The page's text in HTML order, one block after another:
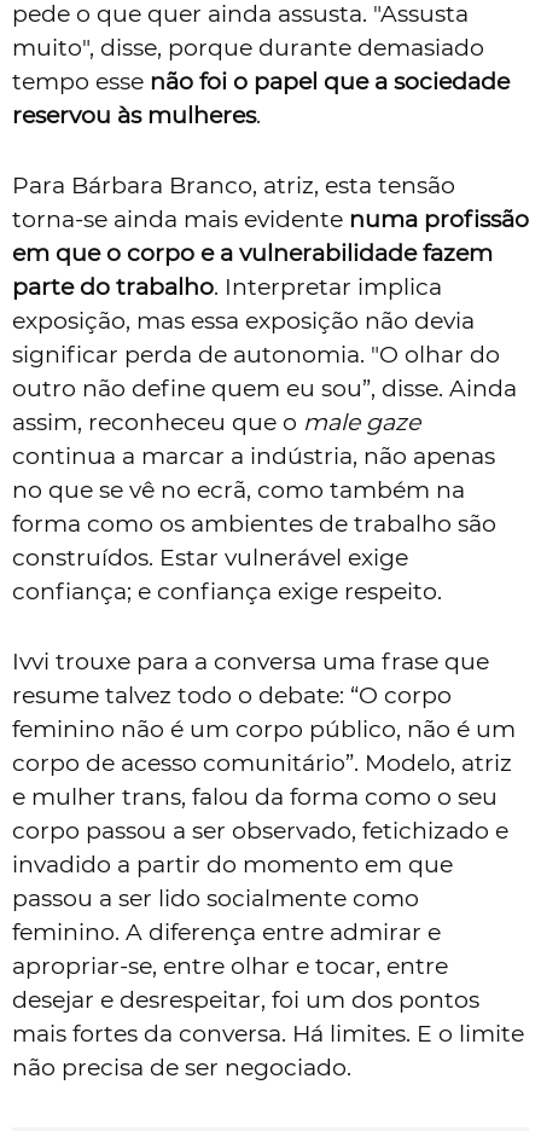
pede o que quer ainda assusta. "Assusta
muito", disse, porque durante demasiado
tempo esse não foi o papel que a sociedade
reservou às mulheres.
Para Bárbara Branco, atriz, esta tensão
torna-se ainda mais evidente numa profissão
em que o corpo e a vulnerabilidade fazem
parte do trabalho. Interpretar implica
exposição, mas essa exposição não devia
significar perda de autonomia. "O olhar do
outro não define quem eu sou”, disse. Ainda
assim, reconheceu que o male gaze
continua a marcar a indústria, não apenas
no que se vê no ecrã, como também na
forma como os ambientes de trabalho são
construídos. Estar vulnerável exige
confiança; e confiança exige respeito.
Ivvi trouxe para a conversa uma frase que
resume talvez todo o debate: “O corpo
feminino não é um corpo público, não é um
corpo de acesso comunitário”. Modelo, atriz
e mulher trans, falou da forma como o seu
corpo passou a ser observado, fetichizado e
invadido a partir do momento em que
passou a ser lido socialmente como
feminino. A diferença entre admirar e
apropriar-se, entre olhar e tocar, entre
desejar e desrespeitar, foi um dos pontos
mais fortes da conversa. Há limites. E o limite
não precisa de ser negociado.